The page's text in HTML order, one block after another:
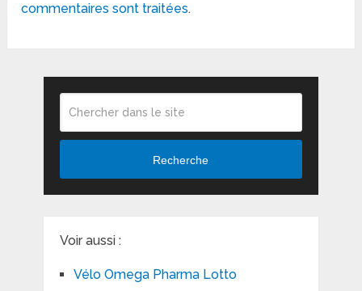
commentaires sont traitées.
Recherche
Voir aussi :
Vélo Omega Pharma Lotto